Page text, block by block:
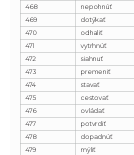
468
nepohnúť
469
dotýkať
470
odhaliť
471
vytrhnúť
472
siahnuť
473
premeniť
474
stavať
475
cestovať
476
ovládať
477
potvrdiť
478
dopadnúť
479
mýliť